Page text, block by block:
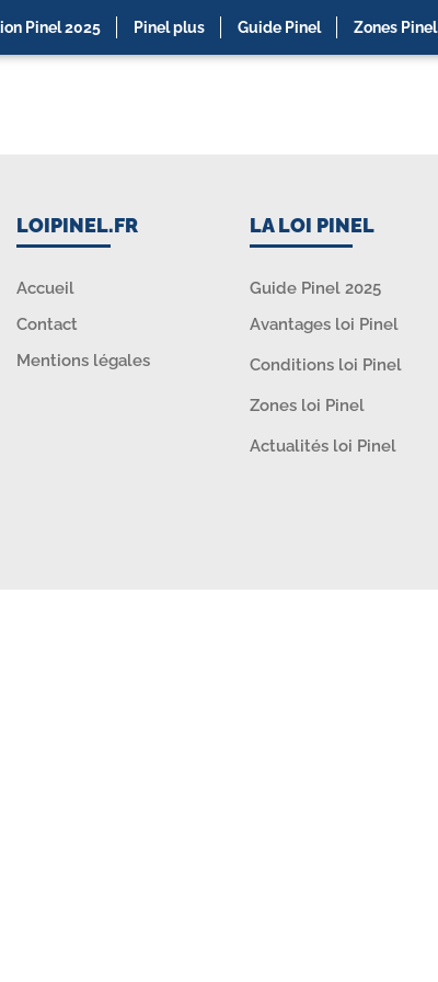
Pinel 2025 Pinel plus Guide Pinel Zones Pinel
LOIPINEL.FR
Accueil
Contact
Mentions légales
LA LOI PINEL
Guide Pinel 2025
Avantages loi Pinel
Conditions loi Pinel
Zones loi Pinel
Actualités loi Pinel